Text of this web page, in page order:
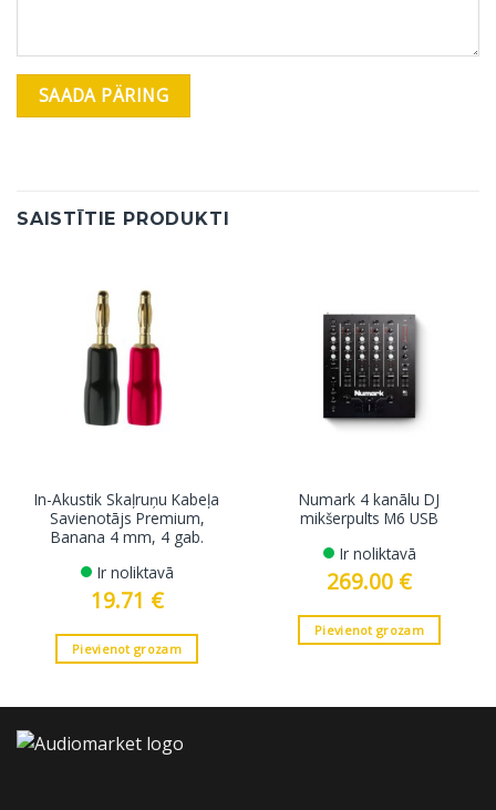
SAISTĪTIE PRODUKTI
In-Akustik Skaļruņu Kabeļa
Savienotājs Premium,
Banana 4 mm, 4 gab.
Ir noliktavā
19.71 €
Pievienot grozam
Numark 4 kanālu DJ
mikšerpults M6 USB
Ir noliktavā
269.00 €
Pievienot grozam